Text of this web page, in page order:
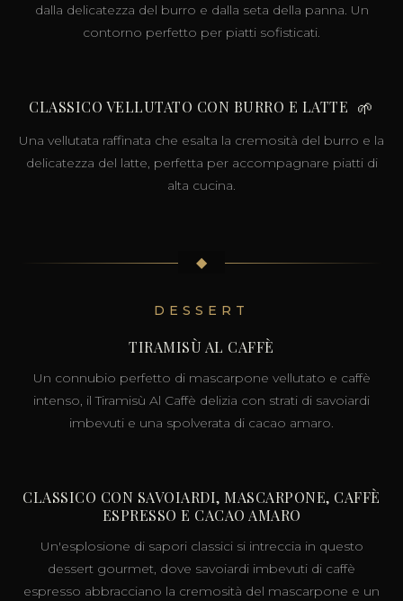
dalla delicatezza del burro e dalla seta della panna. Un
contorno perfetto per piatti sofisticati.
CLASSICO VELLUTATO CON BURRO E LATTE 🌱
Una vellutata raffinata che esalta la cremosità del burro e la
delicatezza del latte, perfetta per accompagnare piatti di
alta cucina.
◆
DESSERT
TIRAMISÙ AL CAFFÈ
Un connubio perfetto di mascarpone vellutato e caffè
intenso, il Tiramisù Al Caffè delizia con strati di savoiardi
imbevuti e una spolverata di cacao amaro.
CLASSICO CON SAVOIARDI, MASCARPONE, CAFFÈ
ESPRESSO E CACAO AMARO
Un'esplosione di sapori classici si intreccia in questo
dessert gourmet, dove savoiardi imbevuti di caffè
espresso abbracciano la cremosità del mascarpone e un